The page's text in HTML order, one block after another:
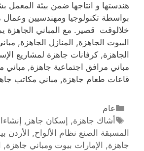
هندستها و انتاجها ضمن بيئة المعمل
بواسطة تكنولوجيا ومهندسيين وعمال
خلالوقت قصير. مع المباني الجاهزة
البيوت الجاهزة, المنازل الجاهزة,
الجاهزة, كرفانات جاهزة لمشاريع
مباني مرافق اجتماعية جاهزة, مباني
قاعات طعام جاهزة, مباني مكاتب
عام
أشاك جاهزة, إسكان جاهز,
المسبقة الصنع نظام الألواح, الأردن
جاهزة, الإمارات بيوت ومباني جاهزة,